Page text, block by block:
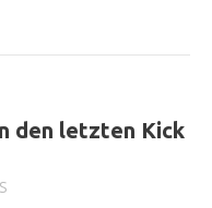
den letzten Kick